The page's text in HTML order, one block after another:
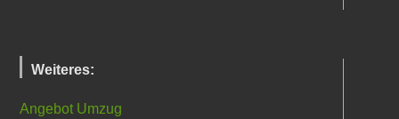
Weiteres:
Angebot Umzug